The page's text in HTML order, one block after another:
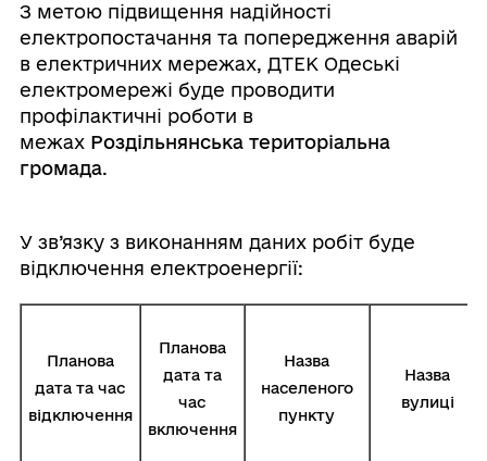
З метою підвищення надійності
електропостачання та попередження аварій
в електричних мережах, ДТЕК Одеські
електромережі буде проводити
профілактичні роботи в
межах Роздільнянська територіальна
громада.
У зв’язку з виконанням даних робіт буде
відключення електроенергії:
Планова
дата та час
відключення
Планова
дата та
час
включення
Назва
населеного
пункту
Назва
вулиці